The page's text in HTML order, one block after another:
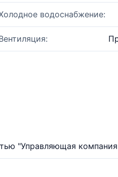
водоснабжение:
"Управляющая